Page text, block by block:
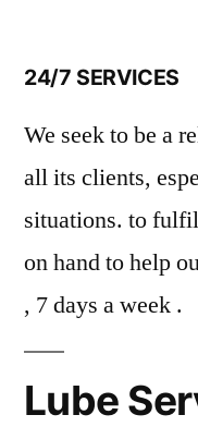
24/7 SERVICES
We seek to be a
all its clients,
situations. to
on hand to help
, 7 days a week .
Lube